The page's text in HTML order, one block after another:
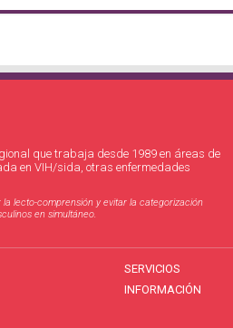
que trabaja desde 1989 en áreas de
en VIH/sida, otras enfermedades
lecto-comprensión y evitar la categorización
en simultáneo.
SERVICIOS
INFORMACIÓN